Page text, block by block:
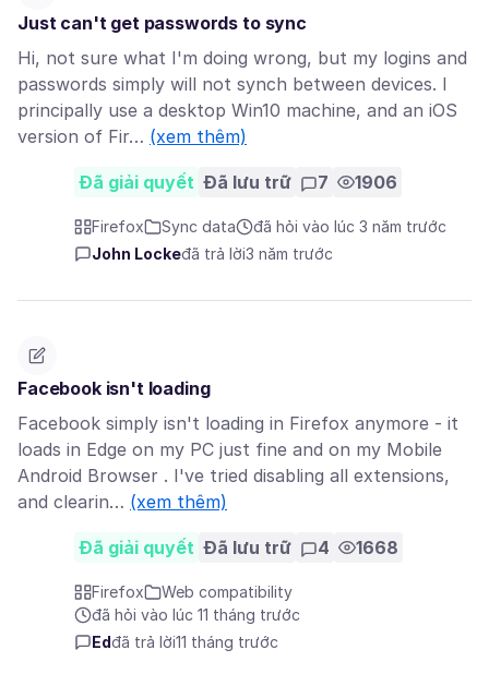
Just can't get passwords to sync
Hi, not sure what I'm doing wrong, but my logins and
passwords simply will not synch between devices. I
principally use a desktop Win10 machine, and an iOS
version of Fir… (xem thêm)
Đã giải quyết Đã lưu trữ 7 1906
Firefox Sync data
đã hỏi vào lúc 3 năm trước
John Lockeđã trả lời3 năm trước
Facebook isn't loading
Facebook simply isn't loading in Firefox anymore - it
loads in Edge on my PC just fine and on my Mobile
Android Browser . I've tried disabling all extensions,
and clearin… (xem thêm)
Đã giải quyết Đã lưu trữ 4 1668
Firefox
Web compatibility
đã hỏi vào lúc 11 tháng trước
Edđã trả lời11 tháng trước